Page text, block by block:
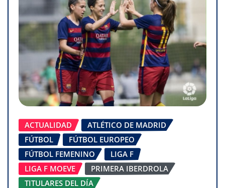
ACTUALIDAD
ATLÉTICO DE MADRID
FÚTBOL
FÚTBOL EUROPEO
FÚTBOL FEMENINO
LIGA F
LIGA F MOEVE
PRIMERA IBERDROLA
TITULARES DEL DÍA